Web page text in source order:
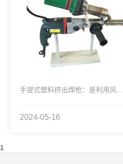
手提式塑料挤出焊枪：是利用风...
2024-05-16
1